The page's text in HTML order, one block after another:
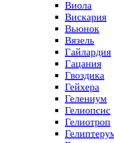
Виола
Вискария
Вьюнок
Вязель
Гайлардия
Гацания
Гвоздика
Гейхера
Гелениум
Гелиопсис
Гелиотроп